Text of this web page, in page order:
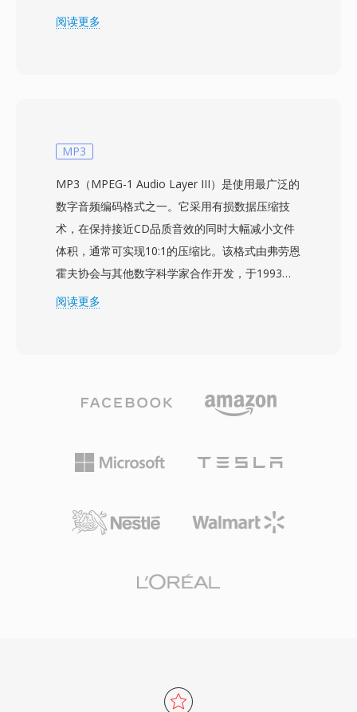
分钟的歌曲可能需要 30 分钟才能下载完成。该格
的缓冲算法,以最大限度减少播放中断。在鼎盛时
等广播机构均依赖 RealAudio 进行在线音频流传
输。其持久的技术贡献在于自适应比特率流的理
念,这一概念影响了后来的 HLS 和 DASH 等标准。
虽然已被现代编解码器所取代,但早期网络电台的
大量 RA 内容存档仍然存在,需要转换后才能在当
前设备上播放。
阅读更多
MP3
MP3（MPEG-1 Audio Layer III）是使用最广泛的
数字音频编码格式之一。它采用有损数据压缩技
术，在保持接近CD品质音效的同时大幅减小文件
体积，通常可实现10:1的压缩比。该格式由弗劳恩
霍夫协会与其他数字科学家合作开发，于1993年
作为MPEG-1规范的一部分成为国际标准。MP3文
的驱动力，使音乐的实际存储和互联网分发成为可
操作系统和便携设备上兼容性最广的音频格式之
一。
阅读更多